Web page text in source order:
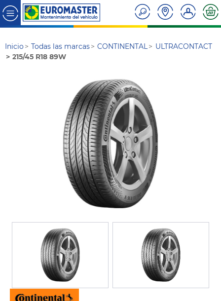
Inicio Todas las marcas CONTINENTAL
ULTRACONTACT
215/45 R18 89W